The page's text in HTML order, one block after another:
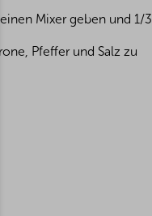
Mixer geben und 1/3
Pfeffer und Salz zu